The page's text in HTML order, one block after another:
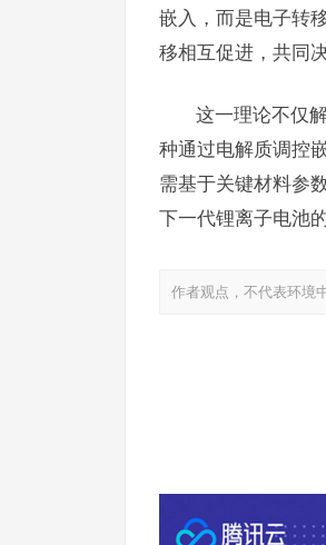
嵌入，而是电子转
移相互促进，共同
这一理论不仅
种通过电解质调控
需基于关键材料参
下一代锂离子电池
作者观点，不代表环境